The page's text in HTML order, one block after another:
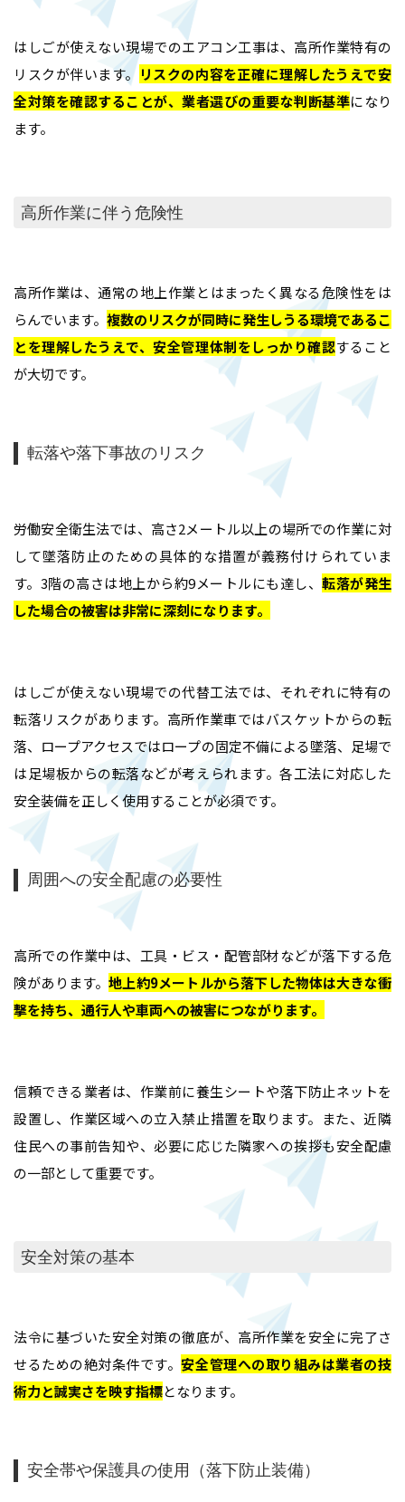
はしごが使えない現場でのエアコン工事は、高所作業特有の
リスクが伴います。 リスクの内容を正確に理解したうえで安
全対策を確認することが、業者選びの重要な判断基準になり
ます。
高所作業に伴う危険性
高所作業は、通常の地上作業とはまったく異なる危険性をは
らんでいます。 複数のリスクが同時に発生しうる環境であるこ
とを理解したうえで、安全管理体制をしっかり確認すること
が大切です。
転落や落下事故のリスク
労働安全衛生法では、高さ2メートル以上の場所での作業に対
して墜落防止のための具体的な措置が義務付けられていま
す。3階の高さは地上から約9メートルにも達し、転落が発生
した場合の被害は非常に深刻になります。
はしごが使えない現場での代替工法では、それぞれに特有の
転落リスクがあります。高所作業車ではバスケットからの転
落、ロープアクセスではロープの固定不備による墜落、足場で
は足場板からの転落などが考えられます。各工法に対応した
安全装備を正しく使用することが必須です。
周囲への安全配慮の必要性
高所での作業中は、工具・ビス・配管部材などが落下する危
険があります。地上約9メートルから落下した物体は大きな衝
撃を持ち、通行人や車両への被害につながります。
信頼できる業者は、作業前に養生シートや落下防止ネットを
設置し、作業区域への立入禁止措置を取ります。また、近隣
住民への事前告知や、必要に応じた隣家への挨拶も安全配慮
の一部として重要です。
安全対策の基本
法令に基づいた安全対策の徹底が、高所作業を安全に完了さ
せるための絶対条件です。安全管理への取り組みは業者の技
術力と誠実さを映す指標となります。
安全帯や保護具の使用（落下防止装備）